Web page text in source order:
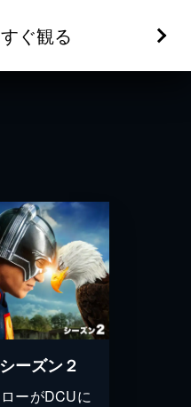
ぐ観る
ーズン２
ーがDCUに